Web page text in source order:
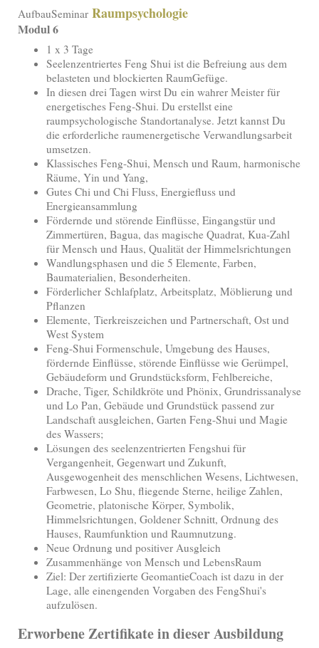
AufbauSeminar Raumpsychologie
Modul 6
1 x 3 Tage
Seelenzentriertes Feng Shui ist die Befreiung aus dem
belasteten und blockierten RaumGefüge.
In diesen drei Tagen wirst Du ein wahrer Meister für
energetisches Feng-Shui. Du erstellst eine
raumpsychologische Standortanalyse. Jetzt kannst Du
die erforderliche raumenergetische Verwandlungsarbeit
umsetzen.
Klassisches Feng-Shui, Mensch und Raum, harmonische
Räume, Yin und Yang,
Gutes Chi und Chi Fluss, Energiefluss und
Energieansammlung
Fördernde und störende Einflüsse, Eingangstür und
Zimmertüren, Bagua, das magische Quadrat, Kua-Zahl
für Mensch und Haus, Qualität der Himmelsrichtungen
Wandlungsphasen und die 5 Elemente, Farben,
Baumaterialien, Besonderheiten.
Förderlicher Schlafplatz, Arbeitsplatz, Möblierung und
Pflanzen
Elemente, Tierkreiszeichen und Partnerschaft, Ost und
West System
Feng-Shui Formenschule, Umgebung des Hauses,
fördernde Einflüsse, störende Einflüsse wie Gerümpel,
Gebäudeform und Grundstücksform, Fehlbereiche,
Drache, Tiger, Schildkröte und Phönix, Grundrissanalyse
und Lo Pan, Gebäude und Grundstück passend zur
Landschaft ausgleichen, Garten Feng-Shui und Magie
des Wassers;
Lösungen des seelenzentrierten Fengshui für
Vergangenheit, Gegenwart und Zukunft,
Ausgewogenheit des menschlichen Wesens, Lichtwesen,
Farbwesen, Lo Shu, fliegende Sterne, heilige Zahlen,
Geometrie, platonische Körper, Symbolik,
Himmelsrichtungen, Goldener Schnitt, Ordnung des
Hauses, Raumfunktion und Raumnutzung.
Neue Ordnung und positiver Ausgleich
Zusammenhänge von Mensch und LebensRaum
Ziel: Der zertifizierte GeomantieCoach ist dazu in der
Lage, alle einengenden Vorgaben des FengShui's
aufzulösen.
Erworbene Zertifikate in dieser Ausbildung